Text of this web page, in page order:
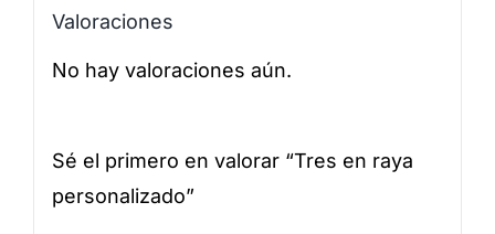
Valoraciones
No hay valoraciones aún.
Sé el primero en valorar “Tres en raya
personalizado”